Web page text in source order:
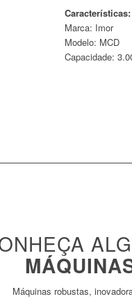
Características:
Marca: Imor
Modelo: MCD
Capacidade:
Máquinas robustas,